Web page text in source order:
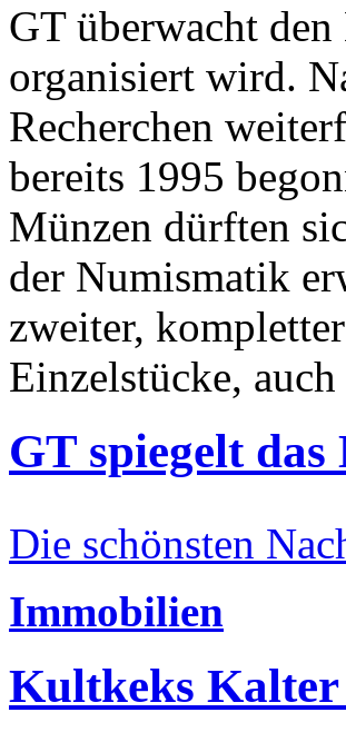
GT überwacht
organisiert wird.
Recherchen
bereits 1995
Münzen dürften
der Numismatik
zweiter,
Einzelstücke,
GT spiegelt
Die schönsten
Immobilien
Kultkeks